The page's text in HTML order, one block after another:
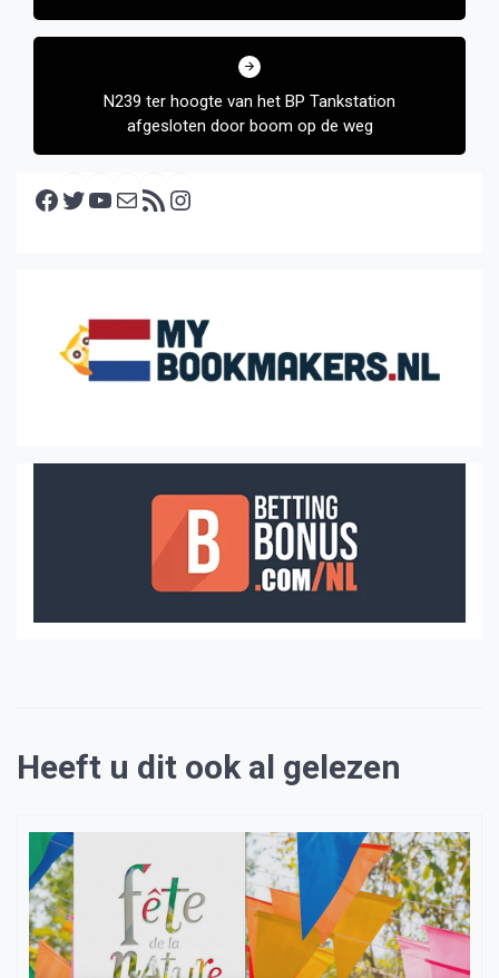
N239 ter hoogte van het BP Tankstation
afgesloten door boom op de weg
Facebook Twitter YouTube E-mail RSS feed
Heeft u dit ook al gelezen